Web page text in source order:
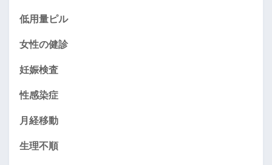
低用量ピル
女性の健診
妊娠検査
性感染症
月経移動
生理不順